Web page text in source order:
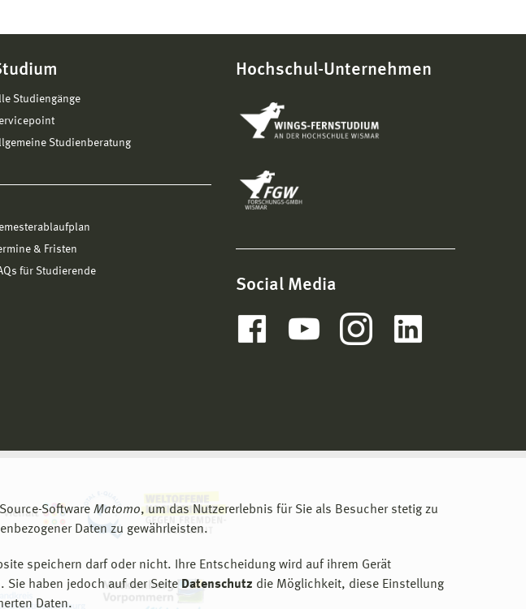
Software Matomo, um das Nutzererlebnis für Sie als Besucher stetig zu
Daten zu gewährleisten.
speichern darf oder nicht. Ihre Entscheidung wird auf ihrem Gerät
Sie haben jedoch auf der Seite Datenschutz die Möglichkeit, diese Einstellung
Daten.
Studiengänge
Studienberatung
& Fristen
für Studierende
Hochschul-Unternehmen
Social Media